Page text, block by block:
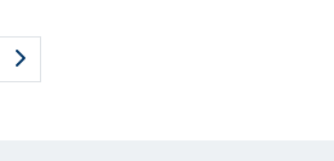
Следваща страница